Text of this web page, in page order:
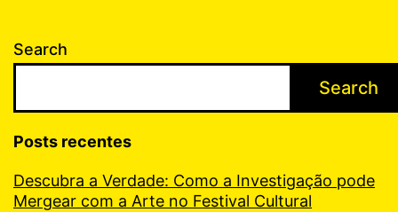
Search
Search
Posts recentes
Descubra a Verdade: Como a Investigação pode
Mergear com a Arte no Festival Cultural